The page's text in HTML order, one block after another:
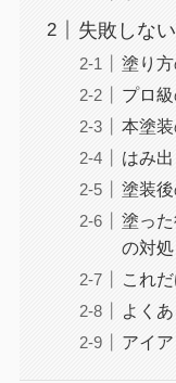
失敗しな
塗り
プロ
本塗
はみ
塗装
塗っ
の対処
これ
よく
アイ